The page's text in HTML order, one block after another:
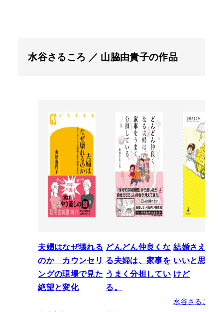
水谷さるころ ／ 山脇由貴子の作品
夫婦はなぜ壊れる
のか カウンセリ
ングの現場で見た
絶望と変化
どんどん仲良くな
る夫婦は、家事を
うまく分担してい
る。
結婚さえで
いいと思っ
けど
水谷さるころ